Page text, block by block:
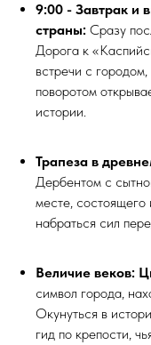
9:00 - Завтрак и
страны: Сразу
Дорога к
встречи с
поворотом
истории.
Трапеза в
Дербентом с
месте, состоящего
набраться сил
Величие веков:
символ города,
Окунуться в
гид по крепости,